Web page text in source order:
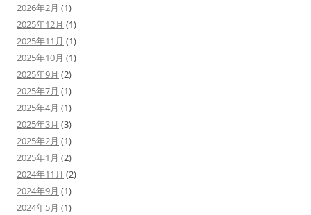
2026年2月 (1)
2025年12月 (1)
2025年11月 (1)
2025年10月 (1)
2025年9月 (2)
2025年7月 (1)
2025年4月 (1)
2025年3月 (3)
2025年2月 (1)
2025年1月 (2)
2024年11月 (2)
2024年9月 (1)
2024年5月 (1)